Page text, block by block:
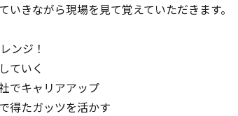
いきながら現場を見て覚えていただきます。
ンジ！
ていく
でキャリアアップ
得たガッツを活かす